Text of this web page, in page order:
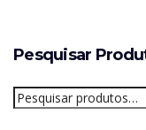
Pesquisar
Pesquisar
por: